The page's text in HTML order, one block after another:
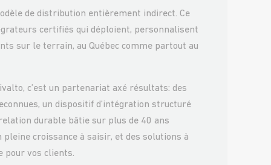
de distribution entièrement indirect. Ce
certifiés qui déploient, personnalisent
sur le terrain, au Québec comme partout au
c’est un partenariat axé résultats: des
un dispositif d’intégration structuré
durable bâtie sur plus de 40 ans
pleine croissance à saisir, et des solutions à
pour vos clients.